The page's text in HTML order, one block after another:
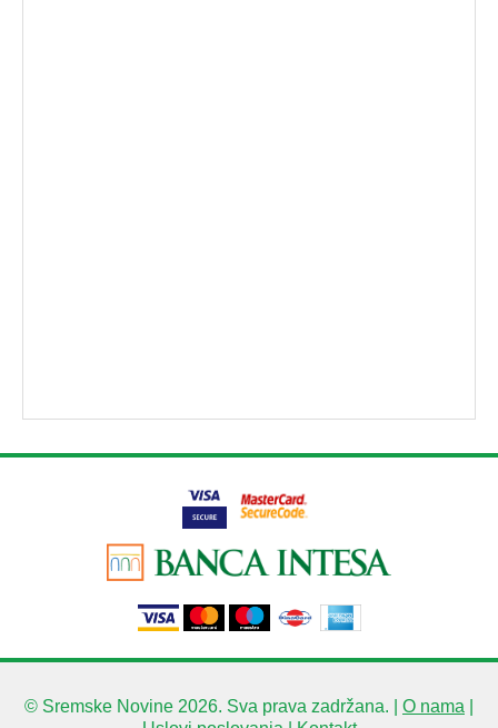
© Sremske Novine 2026. Sva prava zadržana. | O nama